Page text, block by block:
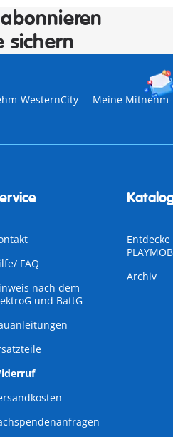
sichern
WesternCity Meine
FAQ
nach dem
und BattG
Archiv